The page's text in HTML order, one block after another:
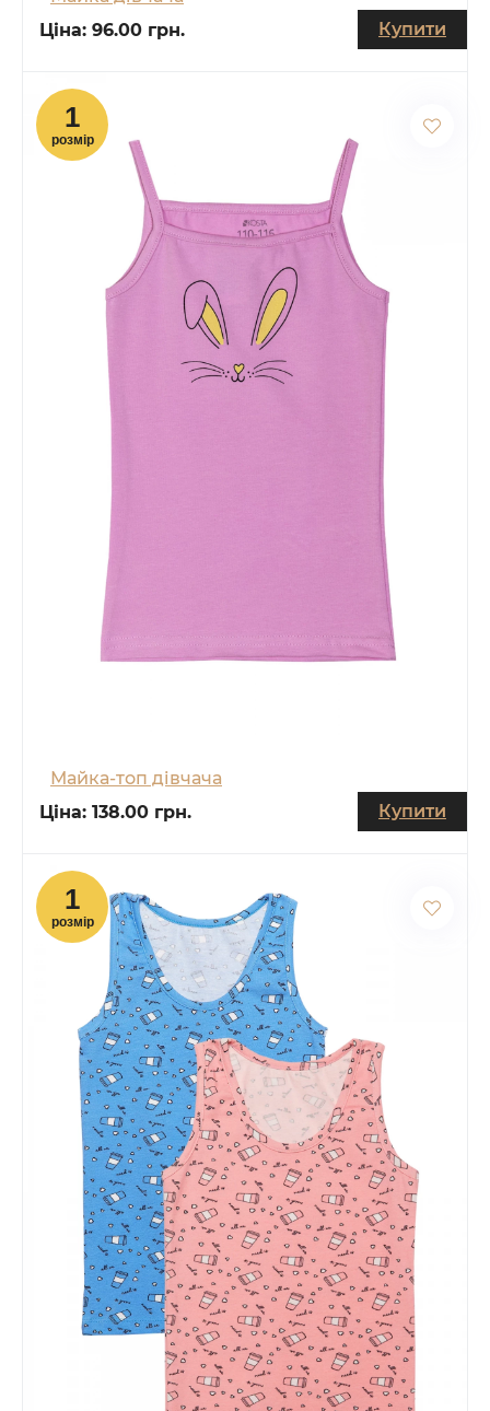
Ціна: 96.00 грн. Купити
Майка-топ дівчача
Ціна: 138.00 грн. Купити